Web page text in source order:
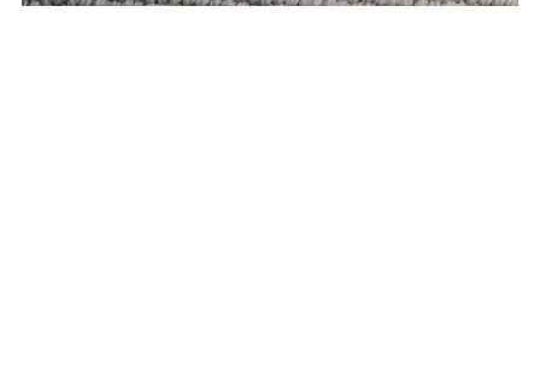
Zimmer gehen. Der Teppichboden kann